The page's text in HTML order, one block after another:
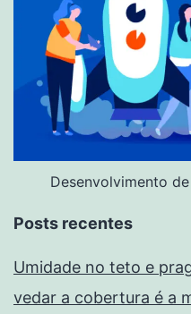
Desenvolvimento
Posts recentes
Umidade no teto e
vedar a cobertura é a